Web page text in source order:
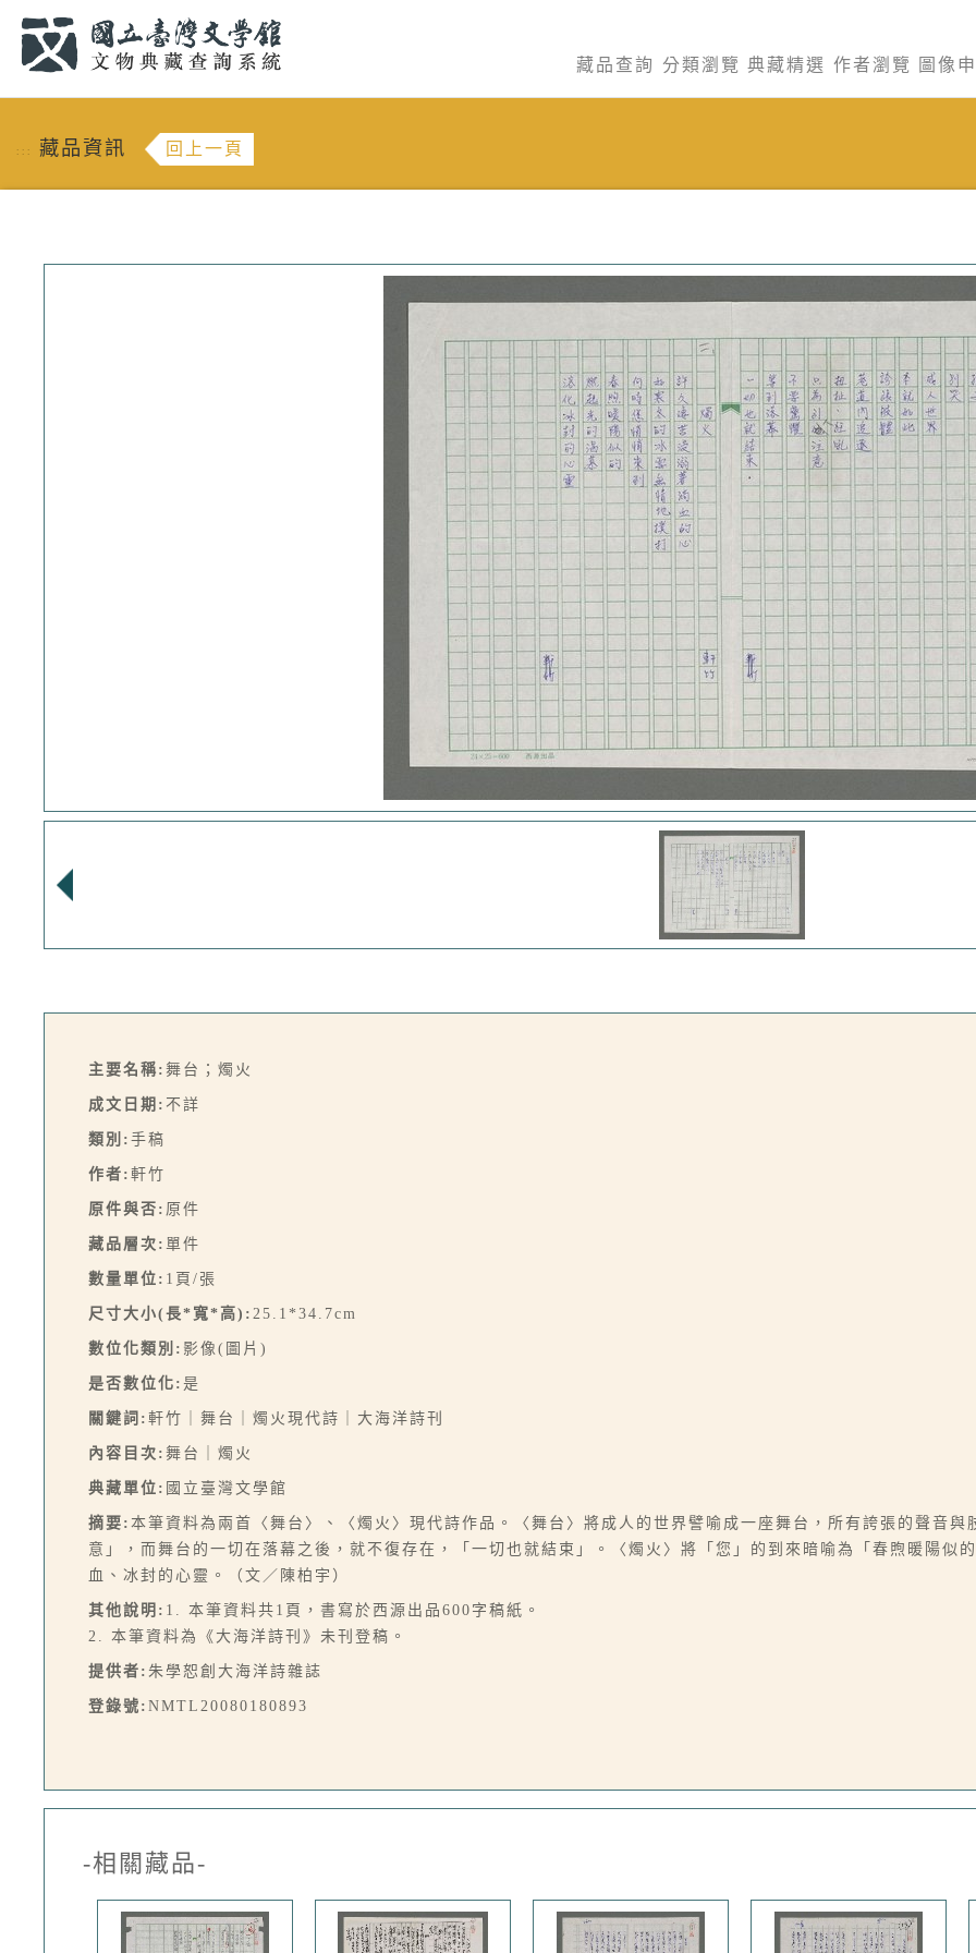
藏品查詢 分類瀏覽 典藏精選 作者瀏覽 圖像
::: 藏品資訊 回上一頁
主要名稱: 舞台；燭火
成文日期: 不詳
類別: 手稿
作者: 軒竹
原件與否: 原件
藏品層次: 單件
數量單位: 1頁/張
尺寸大小(長*寬*高): 25.1*34.7cm
數位化類別: 影像(圖片)
是否數位化: 是
關鍵詞: 軒竹｜舞台｜燭火現代詩｜大海洋詩刊
內容目次: 舞台｜燭火
典藏單位: 國立臺灣文學館
摘要: 本筆資料為兩首〈舞台〉、〈燭火〉現代詩作品。〈舞台〉將成人的世界譬喻成一座舞台，所有誇張的聲音與
意」，而舞台的一切在落幕之後，就不復存在，「一切也就結束」。〈燭火〉將「您」的到來暗喻為「春煦暖陽似
血、冰封的心靈。（文／陳柏宇）
其他說明: 1. 本筆資料共1頁，書寫於西源出品600字稿紙。
2. 本筆資料為《大海洋詩刊》未刊登稿。
提供者: 朱學恕創大海洋詩雜誌
登錄號: NMTL20080180893
-相關藏品-